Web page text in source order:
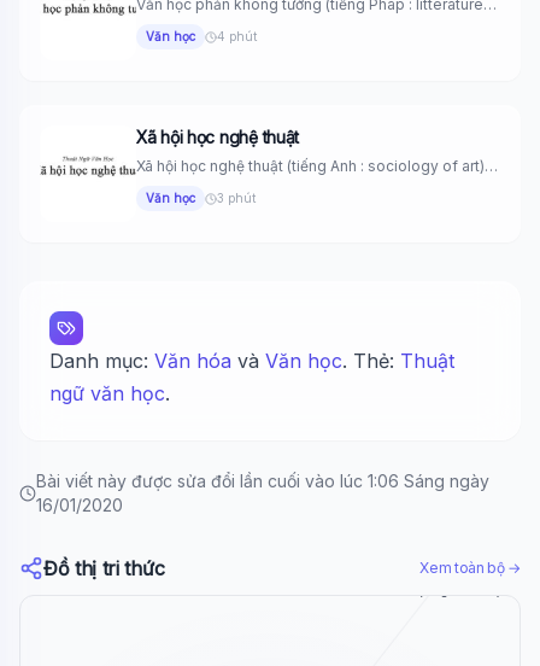
Văn học phản không tưởng (tiếng Pháp : littérature
Văn học 4 phút
Xã hội học nghệ thuật
Xã hội học nghệ thuật (tiếng Anh : sociology of art)
Văn học 3 phút
Danh mục: Văn hóa và Văn học. Thẻ: Thuật
ngữ văn học.
Bài viết này được sửa đổi lần cuối vào lúc 1:06 Sáng ngày
16/01/2020
Đồ thị tri thức Xem toàn bộ →
🏷️